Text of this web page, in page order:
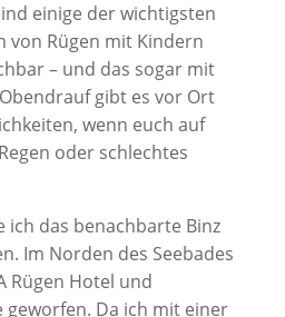
einige der wichtigsten
von Rügen mit Kindern
– und das sogar mit
gibt es vor Ort
wenn euch auf
oder schlechtes
ich das benachbarte Binz
Im Norden des Seebades
Rügen Hotel und
geworfen. Da ich mit einer